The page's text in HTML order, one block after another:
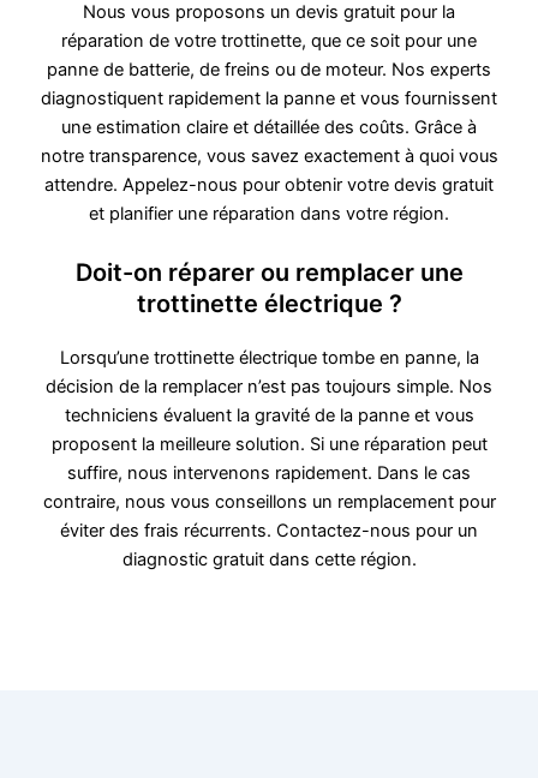
Nous vous proposons un devis gratuit pour la
réparation de votre trottinette, que ce soit pour une
panne de batterie, de freins ou de moteur. Nos experts
diagnostiquent rapidement la panne et vous fournissent
une estimation claire et détaillée des coûts. Grâce à
notre transparence, vous savez exactement à quoi vous
attendre. Appelez-nous pour obtenir votre devis gratuit
et planifier une réparation dans votre région.
Doit-on réparer ou remplacer une
trottinette électrique ?
Lorsqu’une trottinette électrique tombe en panne, la
décision de la remplacer n’est pas toujours simple. Nos
techniciens évaluent la gravité de la panne et vous
proposent la meilleure solution. Si une réparation peut
suffire, nous intervenons rapidement. Dans le cas
contraire, nous vous conseillons un remplacement pour
éviter des frais récurrents. Contactez-nous pour un
diagnostic gratuit dans cette région.